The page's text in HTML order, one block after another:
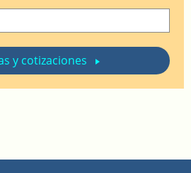
y cotizaciones